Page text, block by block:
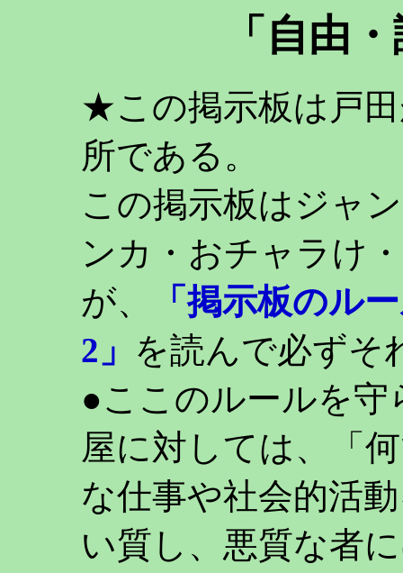
「自由
★この掲示板は戸
所である。
この掲示板はジャ
ンカ・おチャラけ
が、
「掲示板のル
2」 を読んで必ずそ
●ここのルールを守
屋に対しては、「
な仕事や社会的活
い質し、悪質な者